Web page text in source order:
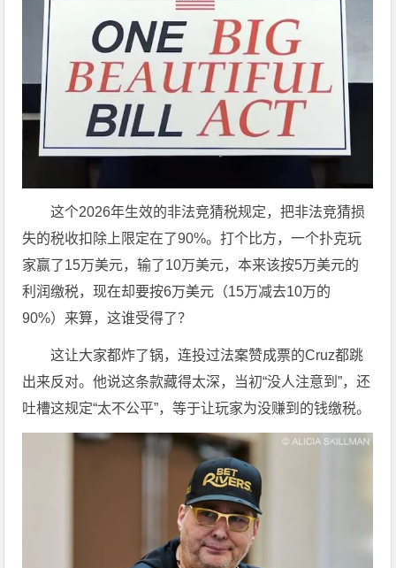
这个2026年生效的非法竞猜税规定，把非法竞猜损
失的税收扣除上限定在了90%。打个比方，一个扑克玩
家赢了15万美元，输了10万美元，本来该按5万美元的
利润缴税，现在却要按6万美元（15万减去10万的
90%）来算，这谁受得了？
这让大家都炸了锅，连投过法案赞成票的Cruz都跳
出来反对。他说这条款藏得太深，当初“没人注意到”，还
吐槽这规定“太不公平”，等于让玩家为没赚到的钱缴税。